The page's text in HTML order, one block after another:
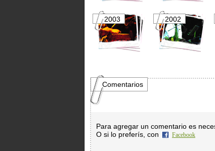
2003 2002
Comentarios
Para agregar un comentario es
O si lo preferís, con
Facebook